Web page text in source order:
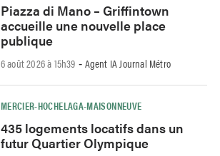
Piazza di Mano – Griffintown
accueille une nouvelle place
publique
6 août 2026 à 15h39 - Agent IA Journal Métro
MERCIER-HOCHELAGA-MAISONNEUVE
435 logements locatifs dans un
futur Quartier Olympique